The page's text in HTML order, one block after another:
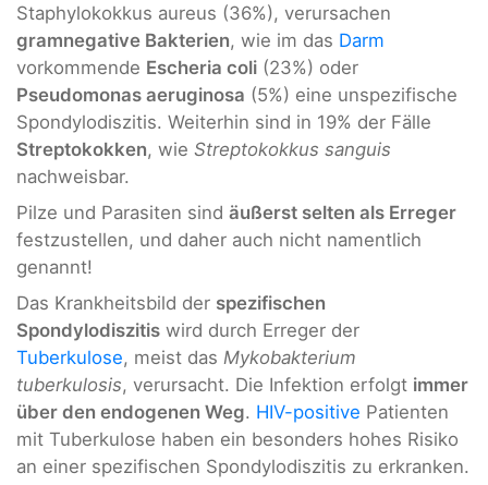
Staphylokokkus aureus (36%), verursachen
gramnegative Bakterien, wie im das Darm
vorkommende Escheria coli (23%) oder
Pseudomonas aeruginosa (5%) eine unspezifische
Spondylodiszitis. Weiterhin sind in 19% der Fälle
Streptokokken, wie Streptokokkus sanguis
nachweisbar.
Pilze und Parasiten sind äußerst selten als Erreger
festzustellen, und daher auch nicht namentlich
genannt!
Das Krankheitsbild der spezifischen
Spondylodiszitis wird durch Erreger der
Tuberkulose, meist das Mykobakterium
tuberkulosis, verursacht. Die Infektion erfolgt immer
über den endogenen Weg. HIV-positive Patienten
mit Tuberkulose haben ein besonders hohes Risiko
an einer spezifischen Spondylodiszitis zu erkranken.